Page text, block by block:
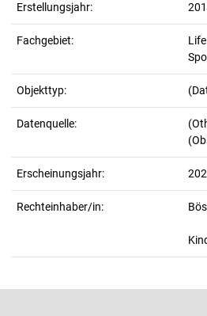
Erstellungsjahr:
Fachgebiet:
Objekttyp:
Datenquelle:
Erscheinungsjahr:
Rechteinhaber/in: